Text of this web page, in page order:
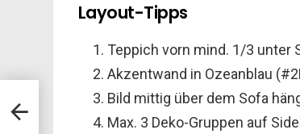
Layout-Tipps
Teppich vorn mind. 1/3 unter
Akzentwand in Ozeanblau
Bild mittig über dem Sofa
Max. 3 Deko-Gruppen auf